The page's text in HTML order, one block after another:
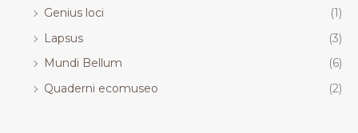
Genius loci
(1)
Lapsus
(3)
Mundi Bellum
(6)
Quaderni ecomuseo
(2)